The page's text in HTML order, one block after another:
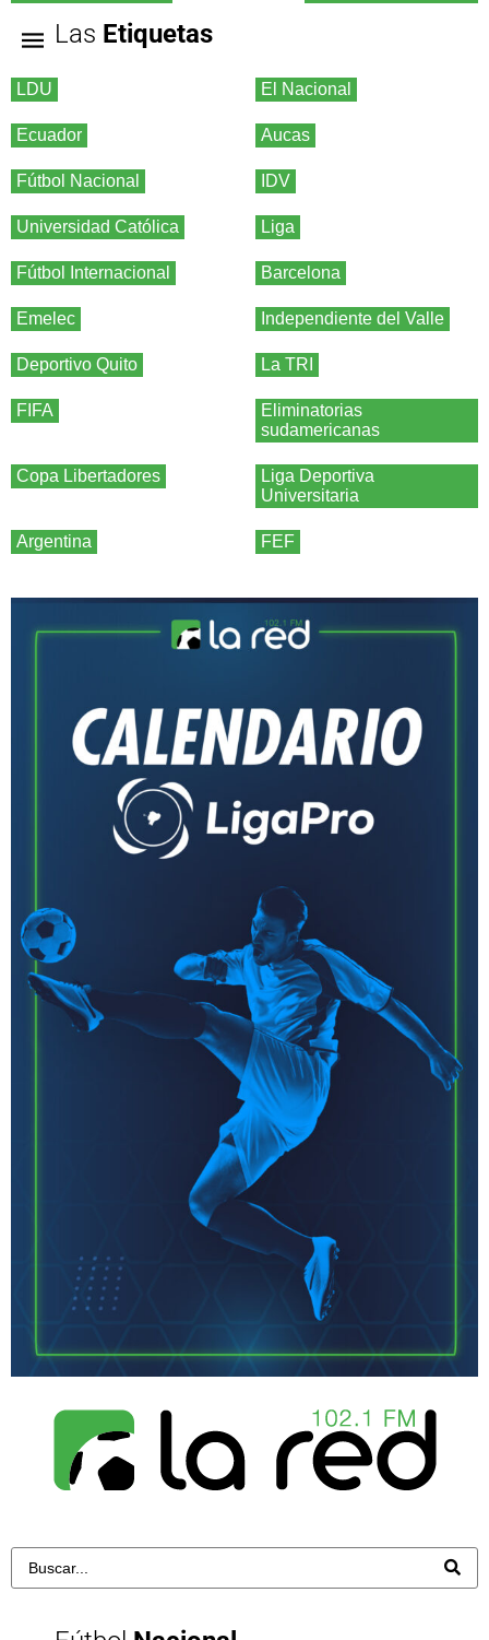
Las Etiquetas
LDU El Nacional
Ecuador Aucas
Fútbol Nacional IDV
Universidad Católica Liga
Fútbol Internacional Barcelona
Emelec Independiente del Valle
Deportivo Quito La TRI
FIFA
Eliminatorias
sudamericanas
Copa Libertadores
Liga Deportiva
Universitaria
Argentina FEF